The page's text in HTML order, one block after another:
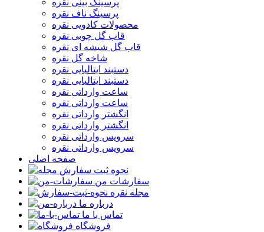
پرسینگ بینی نقره
پرسینگ ناف نقره
محصولات کادویی نقره
قاب گل چوبی نقره
قاب گل شیشه ای نقره
شاخه گل نقره
دستبند ایتالیایی نقره
دستبند ایتالیایی نقره
ساعت وارداتی نقره
ساعت وارداتی نقره
انگشتر وارداتی نقره
انگشتر وارداتی نقره
سرویس وارداتی نقره
سرویس وارداتی نقره
صفحه اصلی
نحوه ثبت سفارش
سفارشات من
مجله نقره
درباره ما
تماس با ما
فروشگاه